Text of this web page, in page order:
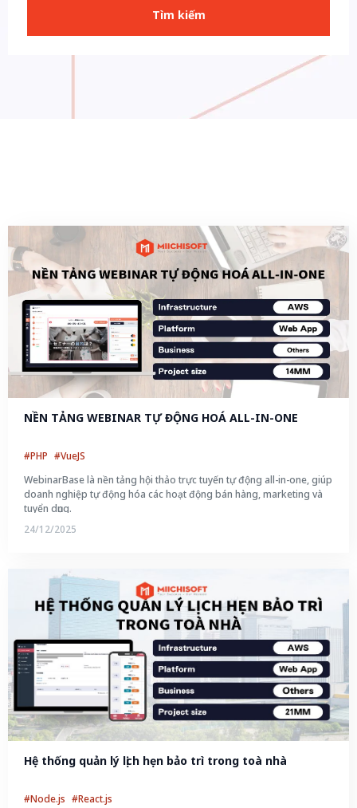
Tìm kiếm
NỀN TẢNG WEBINAR TỰ ĐỘNG HOÁ ALL-IN-ONE
#PHP #VueJS
WebinarBase là nền tảng hội thảo trực tuyến tự động all-in-one, giúp
doanh nghiệp tự động hóa các hoạt động bán hàng, marketing và
tuyển dụng.
24/12/2025
Hệ thống quản lý lịch hẹn bảo trì trong toà nhà
#Node.js #React.js